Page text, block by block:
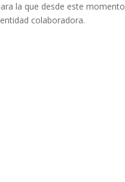
la que desde este
colaboradora.